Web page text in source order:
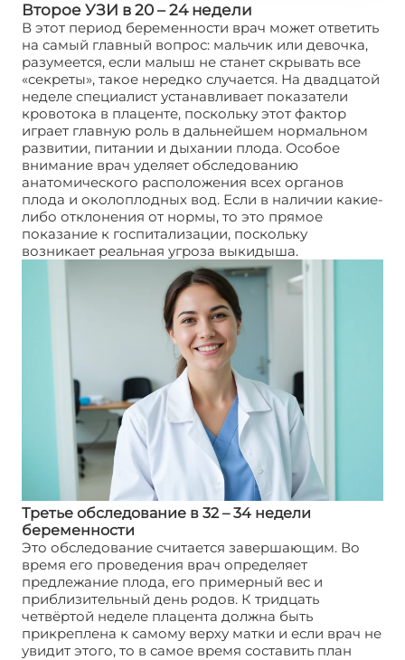
Второе УЗИ в 20 – 24 недели
В этот период беременности врач может ответить
на самый главный вопрос: мальчик или девочка,
разумеется, если малыш не станет скрывать все
«секреты», такое нередко случается. На двадцатой
неделе специалист устанавливает показатели
кровотока в плаценте, поскольку этот фактор
играет главную роль в дальнейшем нормальном
развитии, питании и дыхании плода. Особое
внимание врач уделяет обследованию
анатомического расположения всех органов
плода и околоплодных вод. Если в наличии какие-
либо отклонения от нормы, то это прямое
показание к госпитализации, поскольку
возникает реальная угроза выкидыша.
Третье обследование в 32 – 34 недели
беременности
Это обследование считается завершающим. Во
время его проведения врач определяет
предлежание плода, его примерный вес и
приблизительный день родов. К тридцать
четвёртой неделе плацента должна быть
прикреплена к самому верху матки и если врач не
увидит этого, то в самое время составить план